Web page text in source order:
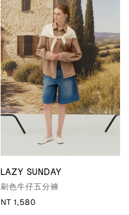
LAZY SUNDAY
刷色牛仔五分褲
NT 1,580